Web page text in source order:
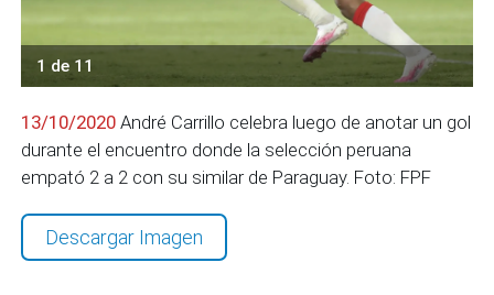
1 de 11
13/10/2020 André Carrillo celebra luego de anotar un gol
durante el encuentro donde la selección peruana
empató 2 a 2 con su similar de Paraguay. Foto: FPF
Descargar Imagen